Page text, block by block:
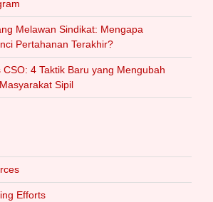
Melawan Sindikat: Mengapa
Pertahanan Terakhir?
CSO: 4 Taktik Baru yang Mengubah
Sipil
Efforts